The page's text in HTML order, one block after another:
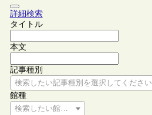
詳細検索
タイトル
本文
記事種別
検索したい記事種別を選択してください
館種
検索したい館種を選択してください